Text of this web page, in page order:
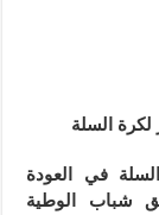
السلة
في العودة
شباب الوطية